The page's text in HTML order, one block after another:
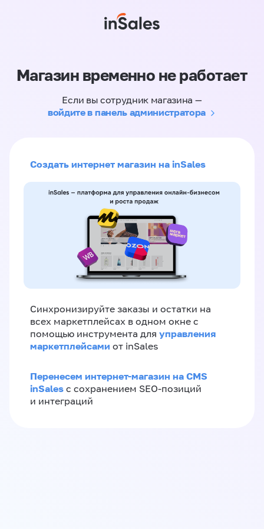
Магазин временно не работает
Если вы сотрудник магазина —
войдите в панель администратора
Создать интернет магазин на inSales
Синхронизируйте заказы и остатки на
всех маркетплейсах в одном окне с
помощью инструмента для управления
маркетплейсами от inSales
Перенесем интернет-магазин на CMS
inSales с сохранением SEO-позиций
и интеграций